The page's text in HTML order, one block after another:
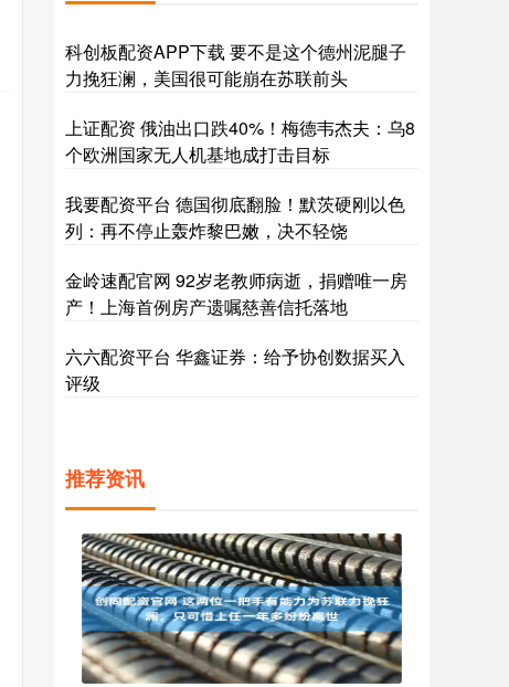
科创板配资APP下载 要不是这个德州泥腿子
力挽狂澜，美国很可能崩在苏联前头
上证配资 俄油出口跌40%！梅德韦杰夫：乌8
个欧洲国家无人机基地成打击目标
我要配资平台 德国彻底翻脸！默茨硬刚以色
列：再不停止轰炸黎巴嫩，决不轻饶
金岭速配官网 92岁老教师病逝，捐赠唯一房
产！上海首例房产遗嘱慈善信托落地
六六配资平台 华鑫证券：给予协创数据买入
评级
推荐资讯